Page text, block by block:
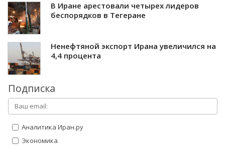
В Иране арестовали четырех лидеров
беспорядков в Тегеране
Ненефтяной экспорт Ирана увеличился на
4,4 процента
Подписка
Аналитика Иран.ру
Экономика